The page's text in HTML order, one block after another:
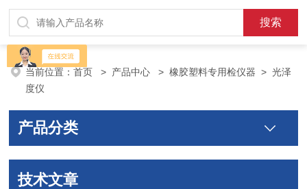
当前位置：首页 > 产品中心 >橡胶塑料专用检仪器 >光泽
度仪
产品分类
技术文章